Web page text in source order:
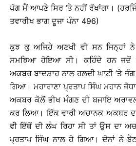
ਪੱਗ ਮੈਂ ਆਪਣੇ ਸਿਰ ’ਤੇ ਨਹੀਂ ਰੱਖਾਂਗਾ।
ਤਵਾਰੀਖ ਭਾਗ ਦੂਜਾ ਪੰਨਾ 496)
ਕੁਝ ਕੁ ਅਜਿਹੇ ਅਣਖੀ ਵੀ ਸਨ ਜਿਨ੍ਹਾਂ
ਸਮਝਿਆ ਹੋਇਆ ਸੀ। ਕਹਿੰਦੇ ਹਨ ਜਦੋਂ
ਅਕਬਰ ਬਾਦਸ਼ਾਹ ਨਾਲ ਹਲਦੀ ਘਾਟੀ ’ਤੇ
ਗਿਆ। ਮਹਾਰਾਣਾ ਪ੍ਰਤਾਪ ਸਿੰਘ ਮਹਾਨ
ਅਕਬਰ ਕੋਲੋਂ ਭੀਖ ਮੰਗਣ ਦੀ ਬਜਾਇ
ਕਰ ਲਿਆ। ਇੱਕ ਵਾਰੀ ਅਚਾਨਕ ਅਕਬਰ ਦਾ
ਵੀ ਇੱਥੋਂ ਦੀ ਲੰਘ ਰਿਹਾ ਸੀ ਤਾਂ ਉਸ ਦਾ
ਪ੍ਰਤਾਪ ਸਿੰਘ ਨਾਲ ਹੋ ਗਿਆ। ਦੋਨਾਂ ਨੇ